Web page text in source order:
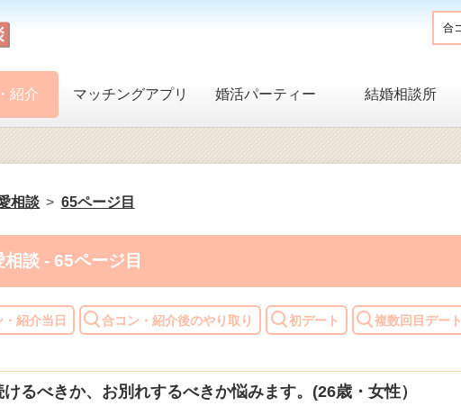
紹介 マッチングアプリ 婚活パーティー 結婚相談所
相談 65ページ目
相談 - 65ページ目
紹介当日 合コン・紹介後のやり取り 初デート 複数回目デート
るべきか、お別れするべきか悩みます。(26歳・女性）